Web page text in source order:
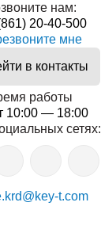
нам:
20-40-500
мне
в контакты
работы
10:00 — 18:00
сетях:
t.com